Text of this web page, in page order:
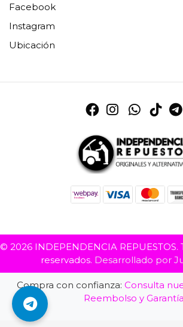
Facebook
Instagram
Ubicación
© 2026 INDEPENDENCIA
reservados. Desarrollado por
Compra con confianza: Consulta
Reembolso y Garantía